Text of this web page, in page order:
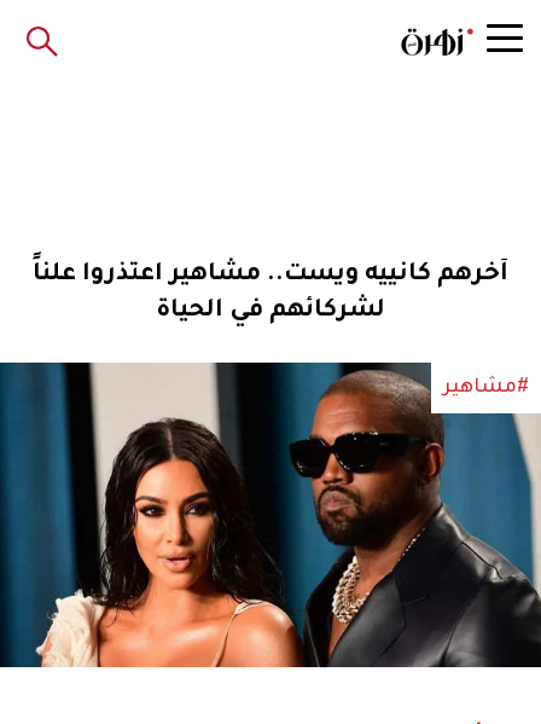
آخرهم كانييه ويست.. مشاهير اعتذروا علناً
لشركائهم في الحياة
#مشاهير